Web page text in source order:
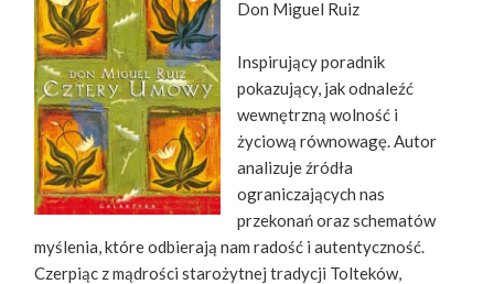
Don Miguel Ruiz
Inspirujący poradnik
pokazujący, jak odnaleźć
wewnętrzną wolność i
życiową równowagę. Autor
analizuje źródła
ograniczających nas
przekonań oraz schematów
myślenia, które odbierają nam radość i autentyczność.
Czerpiąc z mądrości starożytnej tradycji Tolteków,